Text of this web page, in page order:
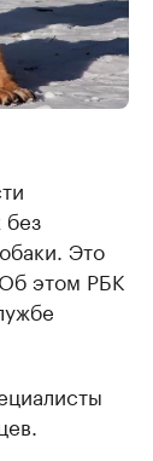
без
Это
этом РБК